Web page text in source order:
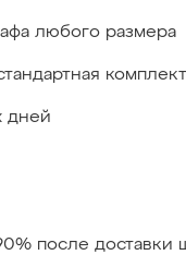
любого размера
дней
после доставки